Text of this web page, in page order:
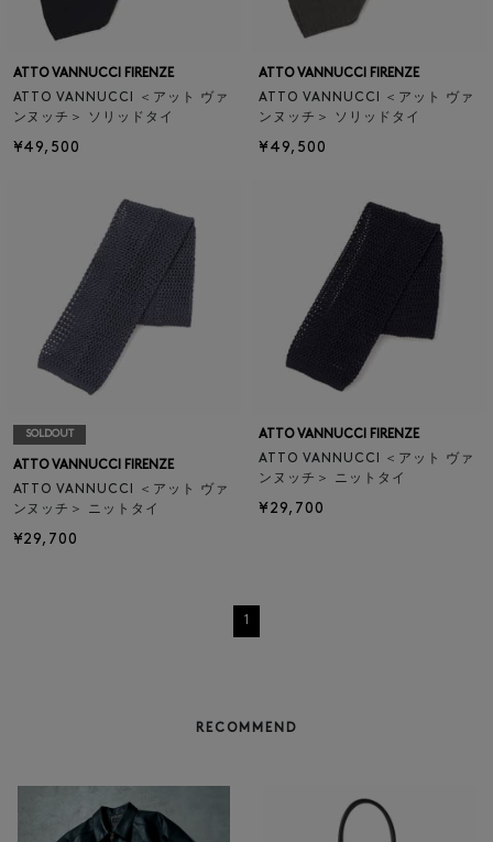
ATTO VANNUCCI FIRENZE
ATTO VANNUCCI ＜アット ヴァ
ンヌッチ＞ ソリッドタイ
¥49,500
ATTO VANNUCCI FIRENZE
ATTO VANNUCCI ＜アット ヴァ
ンヌッチ＞ ソリッドタイ
¥49,500
SOLDOUT
ATTO VANNUCCI FIRENZE
ATTO VANNUCCI ＜アット ヴァ
ンヌッチ＞ ニットタイ
¥29,700
ATTO VANNUCCI FIRENZE
ATTO VANNUCCI ＜アット ヴァ
ンヌッチ＞ ニットタイ
¥29,700
1
RECOMMEND